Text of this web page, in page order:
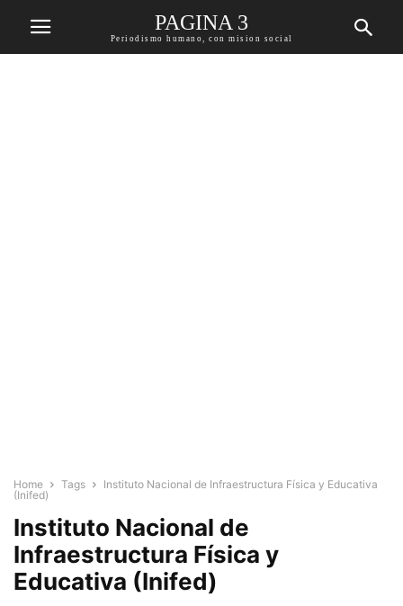
PAGINA 3
Periodismo humano, con mision social
Home Tags
Instituto Nacional de Infraestructura Física y Educativa
(Inifed)
Instituto Nacional de
Infraestructura Física y
Educativa (Inifed)